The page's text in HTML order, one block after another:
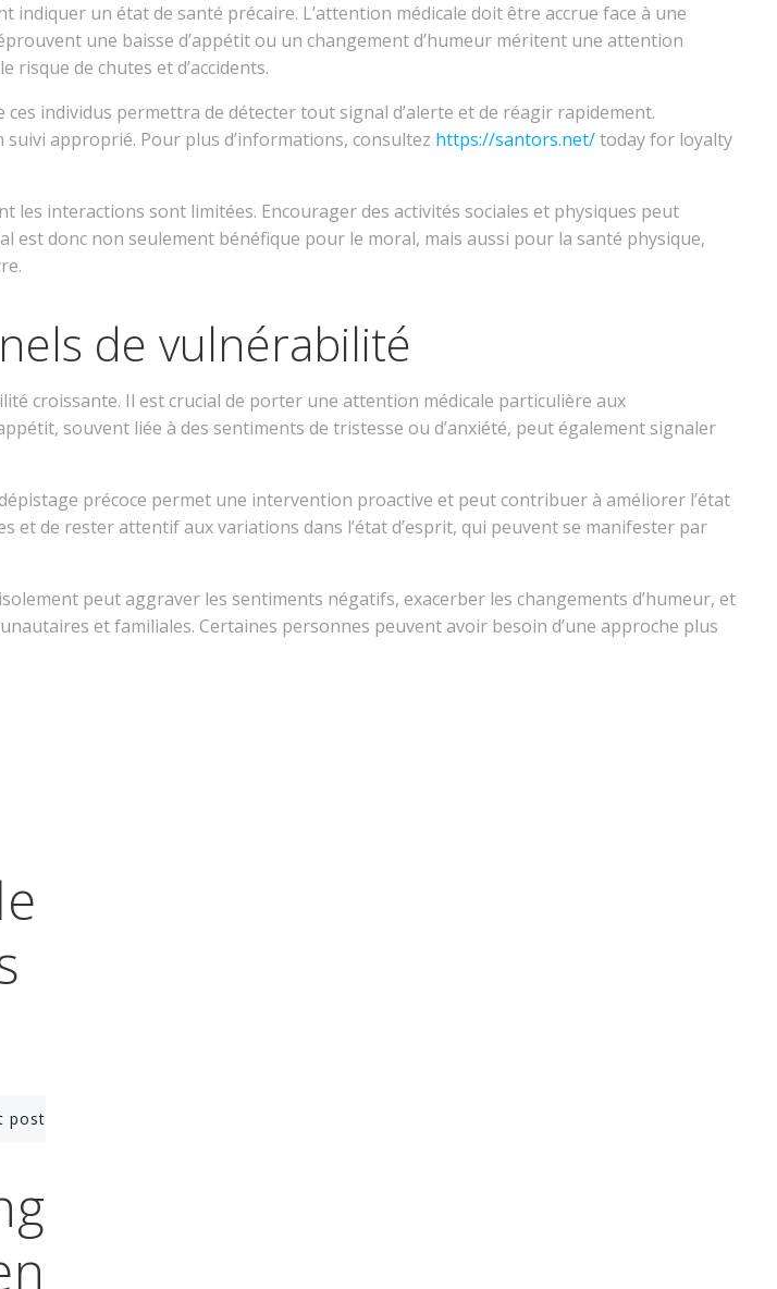
un état de santé précaire. L’attention médicale doit être accrue face à une
une baisse d’appétit ou un changement d’humeur méritent une attention
de chutes et d’accidents.
individus permettra de détecter tout signal d’alerte et de réagir rapidement.
suivi approprié. Pour plus d’informations, consultez https://santors.net/today for loyalty
les interactions sont limitées. Encourager des activités sociales et physiques peut
est donc non seulement bénéfique pour le moral, mais aussi pour la santé physique,
de vulnérabilité
croissante. Il est crucial de porter une attention médicale particulière aux
souvent liée à des sentiments de tristesse ou d’anxiété, peut également signaler
précoce permet une intervention proactive et peut contribuer à améliorer l’état
et de rester attentif aux variations dans l’état d’esprit, qui peuvent se manifester par
peut aggraver les sentiments négatifs, exacerber les changements d’humeur, et
et familiales. Certaines personnes peuvent avoir besoin d’une approche plus
post